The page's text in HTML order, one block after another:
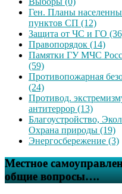
Ген. Планы
пунктов СП (12)
Защита от ЧС и ГО
Правопорядок (14)
Памятки ГУ МЧС
(59)
Противопожарная
(24)
Противод.
антитеррор (13)
Благоустройство,
Охрана природы (19)
Энергосбережение (3)
Местное
общие вопросы….